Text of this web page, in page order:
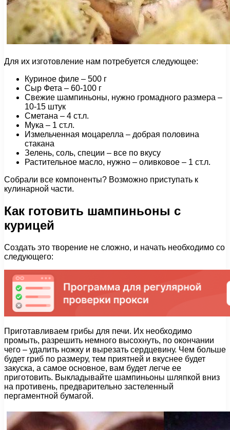
Для их изготовление нам потребуется следующее:
Куриное филе – 500 г
Сыр Фета – 60-100 г
Свежие шампиньоны, нужно громадного размера –
10-15 штук
Сметана – 4 ст.л.
Мука – 1 ст.л.
Измельченная моцарелла – добрая половина
стакана
Зелень, соль, специи – все по вкусу
Растительное масло, нужно – оливковое – 1 ст.л.
Собрали все компоненты? Возможно приступать к
кулинарной части.
Как готовить шампиньоны с
курицей
Создать это творение не сложно, и начать необходимо со
следующего:
Приготавливаем грибы для печи. Их необходимо
промыть, разрешить немного высохнуть, по окончании
чего – удалить ножку и вырезать сердцевину. Чем больше
будет гриб по размеру, тем приятней и вкуснее будет
закуска, а самое основное, вам будет легче ее
приготовить. Выкладывайте шампиньоны шляпкой вниз
на противень, предварительно застеленный
пергаментной бумагой.